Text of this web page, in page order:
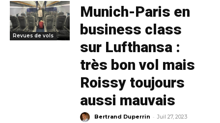
Revues de vols
Munich-Paris en
business class
sur Lufthansa :
très bon vol mais
Roissy toujours
aussi mauvais
Bertrand Duperrin - Juil 27, 2023